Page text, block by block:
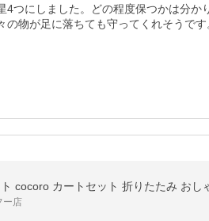
4つにしました。どの程度保つかは分か
の物が足に落ちても守ってくれそうで
cocoro カートセット 折りたたみ お
ー店